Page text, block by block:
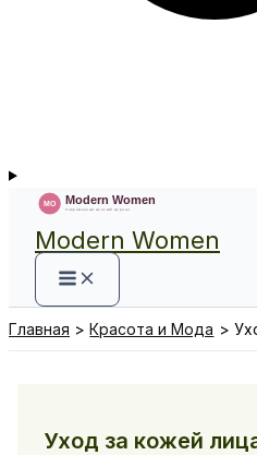
Modern Women
Главная Красота и Мода
Уход за кожей